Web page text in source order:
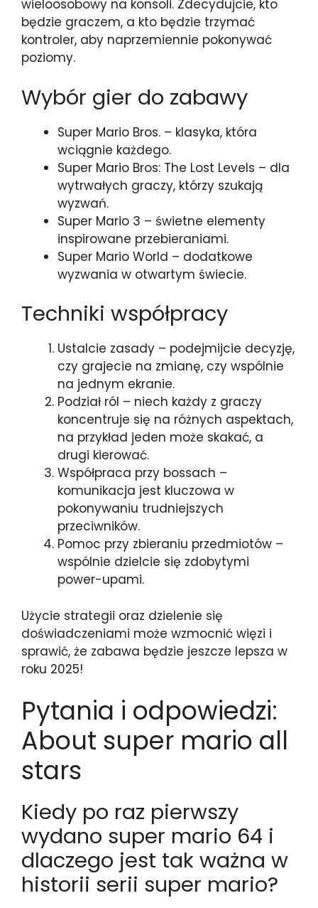
wieloosobowy na konsoli. Zdecydujcie, kto
będzie graczem, a kto będzie trzymać
kontroler, aby naprzemiennie pokonywać
poziomy.
Wybór gier do zabawy
Super Mario Bros. – klasyka, która
wciągnie każdego.
Super Mario Bros: The Lost Levels – dla
wytrwałych graczy, którzy szukają
wyzwań.
Super Mario 3 – świetne elementy
inspirowane przebieraniami.
Super Mario World – dodatkowe
wyzwania w otwartym świecie.
Techniki współpracy
Ustalcie zasady – podejmijcie decyzję,
czy grajecie na zmianę, czy wspólnie
na jednym ekranie.
Podział ról – niech każdy z graczy
koncentruje się na różnych aspektach,
na przykład jeden może skakać, a
drugi kierować.
Współpraca przy bossach –
komunikacja jest kluczowa w
pokonywaniu trudniejszych
przeciwników.
Pomoc przy zbieraniu przedmiotów –
wspólnie dzielcie się zdobytymi
power-upami.
Użycie strategii oraz dzielenie się
doświadczeniami może wzmocnić więzi i
sprawić, że zabawa będzie jeszcze lepsza w
roku 2025!
Pytania i odpowiedzi:
About super mario all
stars
Kiedy po raz pierwszy
wydano super mario 64 i
dlaczego jest tak ważna w
historii serii super mario?